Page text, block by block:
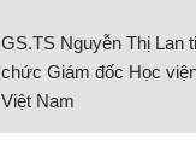
GS.TS Nguyễn Thị Lan
chức Giám đốc Học
Việt Nam